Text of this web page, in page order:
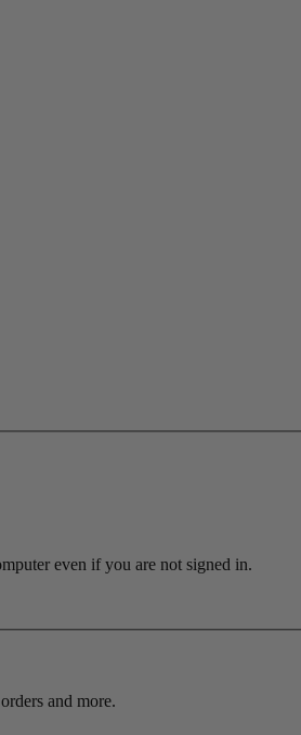
even if you are not signed in.
and more.